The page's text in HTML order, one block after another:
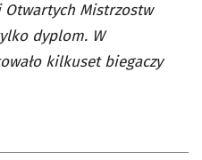
Otwartych Mistrzostw
dyplom. W
kilkuset biegaczy